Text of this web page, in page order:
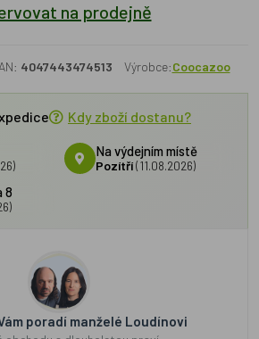
na prodejně
4047443474513 Výrobce:Coocazoo
Kdy zboží dostanu?
Na výdejním místě
Pozítří (11.08.2026)
8
poradí manželé Loudínovi